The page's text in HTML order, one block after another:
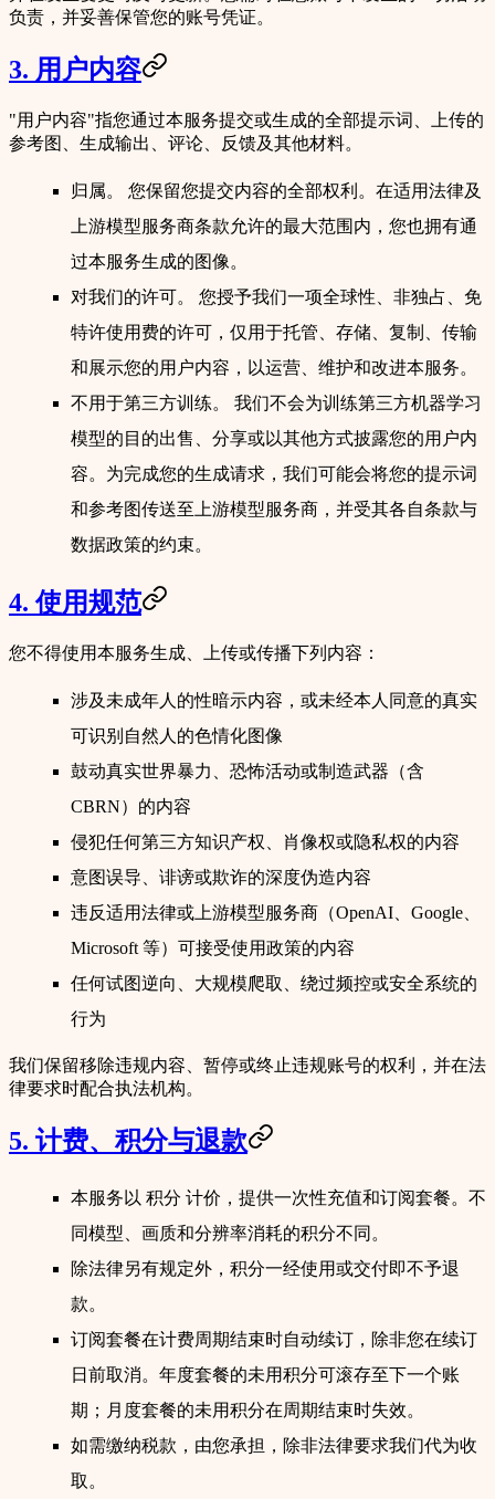
负责，并妥善保管您的账号凭证。
3. 用户内容
"用户内容"指您通过本服务提交或生成的全部提示词、上传的
参考图、生成输出、评论、反馈及其他材料。
归属。
您保留您提交内容的全部权利。在适用法律及
上游模型服务商条款允许的最大范围内，您也拥有通
过本服务生成的图像。
对我们的许可。
您授予我们一项全球性、非独占、免
特许使用费的许可，仅用于托管、存储、复制、传输
和展示您的用户内容，以运营、维护和改进本服务。
不用于第三方训练。
我们不会为训练第三方机器学习
模型的目的出售、分享或以其他方式披露您的用户内
容。为完成您的生成请求，我们可能会将您的提示词
和参考图传送至上游模型服务商，并受其各自条款与
数据政策的约束。
4. 使用规范
您不得使用本服务生成、上传或传播下列内容：
涉及未成年人的性暗示内容，或未经本人同意的真实
可识别自然人的色情化图像
鼓动真实世界暴力、恐怖活动或制造武器（含
CBRN）的内容
侵犯任何第三方知识产权、肖像权或隐私权的内容
意图误导、诽谤或欺诈的深度伪造内容
违反适用法律或上游模型服务商（OpenAI、Google、
Microsoft 等）可接受使用政策的内容
任何试图逆向、大规模爬取、绕过频控或安全系统的
行为
我们保留移除违规内容、暂停或终止违规账号的权利，并在法
律要求时配合执法机构。
5. 计费、积分与退款
本服务以 积分 计价，提供一次性充值和订阅套餐。不
同模型、画质和分辨率消耗的积分不同。
除法律另有规定外， 积分一经使用或交付即不予退
款。
订阅套餐在计费周期结束时自动续订，除非您在续订
日前取消。年度套餐的未用积分可滚存至下一个账
期；月度套餐的未用积分在周期结束时失效。
如需缴纳税款，由您承担，除非法律要求我们代为收
取。